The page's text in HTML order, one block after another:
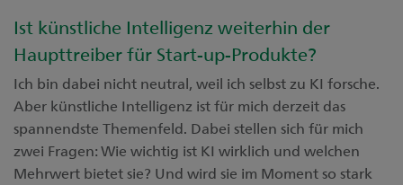
Ist künstliche Intelligenz weiterhin der
Haupttreiber für Start-up-Produkte?
Ich bin dabei nicht neutral, weil ich selbst zu KI forsche.
Aber künstliche Intelligenz ist für mich derzeit das
spannendste Themenfeld. Dabei stellen sich für mich
zwei Fragen: Wie wichtig ist KI wirklich und welchen
Mehrwert bietet sie? Und wird sie im Moment so stark